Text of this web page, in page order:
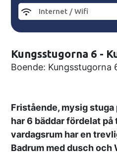
Internet / Wifi
Kungsstugorna 6 -
Boende: Kungsstugorna
Fristående, mysig
har 6 bäddar fördelat på
vardagsrum har en
Badrum med dusch och